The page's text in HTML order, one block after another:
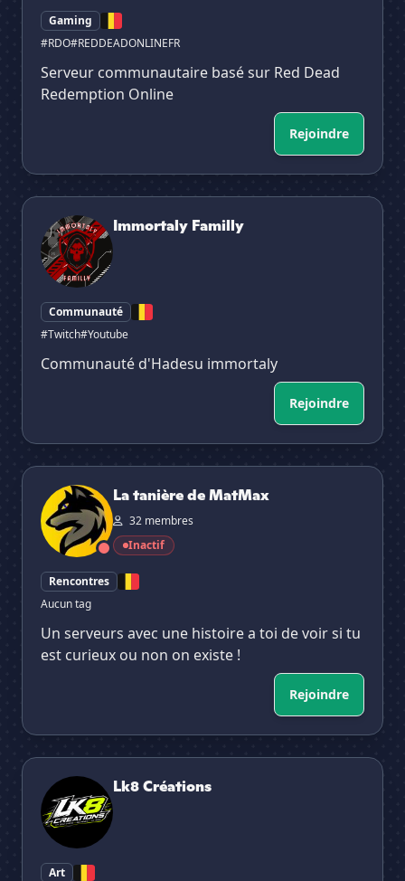
Gaming
#RDO#REDDEADONLINEFR
Serveur communautaire basé sur Red Dead
Redemption Online
Rejoindre
Immortaly Familly
Immortaly Familly
Communauté
#Twitch#Youtube
Communauté d'Hadesu immortaly
Rejoindre
La tanière de MatMax
La tanière de MatMax
32 membres
Inactif
Rencontres
Aucun tag
Un serveurs avec une histoire a toi de voir si tu
est curieux ou non on existe !
Rejoindre
Lk8 Créations
Lk8 Créations
Art